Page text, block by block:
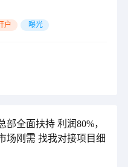
户 曝光
全面扶持 利润80%，
场刚需 找我对接项目细